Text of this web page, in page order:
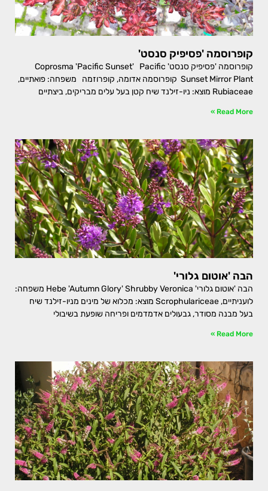
קופרוסמה 'פסיפיק סנסט'
קופרוסמה 'פסיפיק סנסט' Coprosma 'Pacific Sunset' Pacific
Sunset Mirror Plant קופרוסמה אדומה, קופרוזמה משפחה: פואתיים,
Rubiaceae מוצא: ניו-זילנד שיח קטן בעל עלים מבריקים, ביצתיים
Read More »
הבה 'אוטום גלורי'
הבה 'אוטום גלורי' Hebe 'Autumn Glory' Shrubby Veronica משפחה:
לועניתיים, Scrophulariceae מוצא: מכלוא של מינים מניו-זילנד שיח
בעל מבנה מסודר, גבעולים אדמדמים ופריחה שופעת בשיבולי
Read More »